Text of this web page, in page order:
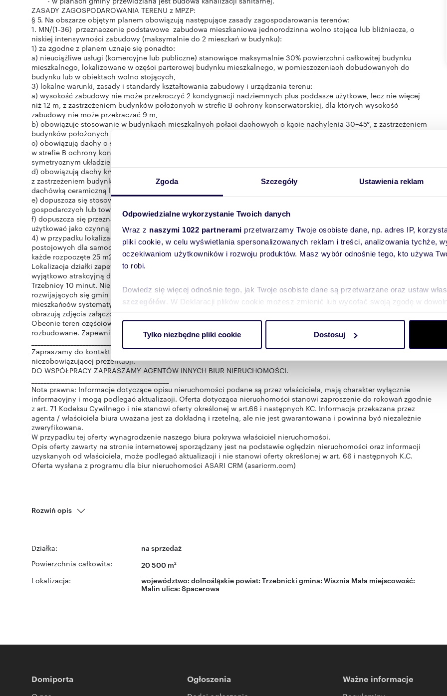
Zgoda Szczegóły Ustawienia reklam
Odpowiedzialne wykorzystanie Twoich danych
Wraz z naszymi 1022 partnerami przetwarzamy Twoje osobiste dane, np. adres IP,
pliki cookie, w celu wyświetlania spersonalizowanych reklam i treści, analizowania tychże,
oczekiwaniom użytkowników i rozwoju produktów. Masz wybór odnośnie tego, kto używa
to robi.
Dowiedz się więcej odnośnie tego, jak Twoje osobiste dane są przetwarzane oraz ustaw
szczegółów . W Deklaracji plików cookie możesz zmienić lub wycofać swoją zgodę w
ruch w naszej witrynie. Informacje o tym, jak korzystasz z naszej witryny, udostępniamy
reklamowym i analitycznym. Partnerzy mogą połączyć te informacje z innymi danymi
uzyskanymi podczas korzystania z ich usług.
Tylko niezbędne pliki cookie Dostosuj
ZASADY ZAGOSPODAROWANIA TERENU z MPZP:
§ 5. Na obszarze objętym planem obowiązują następujące zasady zagospodarowania terenów:
1. MN/(1-36) przeznaczenie podstawowe zabudowa mieszkaniowa jednorodzinna wolno stojąca lub bliźniacza, o
niskiej intensywności zabudowy (maksymalnie do 2 mieszkań w budynku):
1) za zgodne z planem uznaje się ponadto:
a) nieuciążliwe usługi (komercyjne lub publiczne) stanowiące maksymalnie 30% powierzchni całkowitej budynku
mieszkalnego, lokalizowane w części parterowej budynku mieszkalnego, w pomieszczeniach dobudowanych do
budynku lub w obiektach wolno stojących,
3) lokalne warunki, zasady i standardy kształtowania zabudowy i urządzania terenu:
a) wysokość zabudowy nie może przekroczyć 2 kondygnacji nadziemnych plus poddasze użytkowe, lecz nie więcej
niż 12 m, z zastrzeżeniem budynków położonych w strefie B ochrony konserwatorskiej, dla których wysokość
zabudowy nie może przekraczać 9 m,
b) obowiązuje stosowanie w budynkach mieszkalnych połaci dachowych o kącie nachylenia 30−45°, z zastrzeżeniem
budynków położonych w strefie B ochrony konserwatorskiej, dla których obowiązuje kąt nachylenia połaci 38−45°,
c) obowiązują dachy o symetrycznym układzie połaci dwu- lub wielospadowe, z zastrzeżeniem budynków położonych
w strefie B ochrony konserwatorskiej, dla których obowiązują dachy dwuspadowe lub dwuspadowe z naczółkami o
symetrycznym układzie połaci,
d) obowiązują dachy kryte dachówką lub pokryciem dachówkopodobnym w kolorze ceglastym matowym i brązowym,
z zastrzeżeniem budynków położonych w strefie B ochrony konserwatorskiej, dla których obowiązuje pokrycie dachu
dachówką ceramiczną lub cementową, Poza strefami konserwatorskimi do-puszcza się kolory grafitowe.
e) dopuszcza się stosowanie dachów jednospadowych wyłącznie w budynkach usługowych, garażowych,
gospodarczych lub towarzyszących,
f) dopuszcza się przeznaczanie pod zabudowę maksymalnie do 45% powierzchni działek, pozostałą część należy
użytkować jako czynną biologicznie (trawniki, zieleń ozdobna, ogrody itp.) nie dotyczy zabudowy zagrodowej;
4) w przypadku lokalizacji funkcji towarzyszących ustala się obowiązek zapewnienia w granicach terenu miejsc
postojowych dla samochodów użytkowników stałych i przebywających okresowo w ilościach: 1 miejsce postojowe na
każde rozpoczęte 25 m2 powierzchni użytkowej funkcji usługowej, lecz nie mniej niż 2 miejsca postojowe;
Lokalizacja działki zapewnia bardzo dobre połączenie komunikacyjne oraz potencjał rozwoju, co czyni ofertę
wyjątkowo atrakcyjną dla deweloperów i inwestorów. Dojazd do Wrocławia zajmuje zaledwie kilka minut, a do
Trzebnicy 10 minut. Nieruchomość położona jest na terenie gminy Wisznia Mała - jednej z najdynamiczniej
rozwijających się gmin w regionie. Powstaje tu coraz więcej nowych inwestycji mieszkaniowych, a liczba
mieszkańców systematycznie rośnie. Potencjał rozwojowy gminy oraz atrakcyjna lokalizacja działki doskonale
obrazują zdjęcia załączone do oferty. Nieruchomość położona jest w bezpośrednim sąsiedztwie drogi ekspresowej S5.
Obecnie teren częściowo chroniony jest przez ekrany akustyczne, które w niedalekiej przyszłości zostaną
rozbudowane. Zapewni to pełen komfort akustyczny i wyeliminuje uciążliwości związane z ruchem samochodowym.
______________________________________________
Zapraszamy do kontaktu oraz zachęcamy do zobaczenia tej nieruchomości na żywo, podczas bezpłatnej i
niezobowiązującej prezentacji.
DO WSPÓŁPRACY ZAPRASZAMY AGENTÓW INNYCH BIUR NIERUCHOMOŚCI.
Nota prawna: Informacje dotyczące opisu nieruchomości podane są przez właściciela, mają charakter wyłącznie
informacyjny i mogą podlegać aktualizacji. Oferta dotycząca nieruchomości stanowi zaproszenie do rokowań zgodnie
z art. 71 Kodeksu Cywilnego i nie stanowi oferty określonej w art.66 i następnych KC. Informacja przekazana przez
agenta / właściciela biura uważana jest za dokładną i rzetelną, ale nie jest gwarantowana i powinna być niezależnie
zweryfikowana.
W przypadku tej oferty wynagrodzenie naszego biura pokrywa właściciel nieruchomości.
Opis oferty zawarty na stronie internetowej sporządzany jest na podstawie oględzin nieruchomości oraz informacji
uzyskanych od właściciela, może podlegać aktualizacji i nie stanowi oferty określonej w art. 66 i następnych K.C.
Oferta wysłana z programu dla biur nieruchomości ASARI CRM (asaricrm.com)
Rozwiń opis
Działka: na sprzedaż
Powierzchnia całkowita: 20 500 m2
Lokalizacja: województwo: dolnośląskie powiat: Trzebnicki gmina: Wisznia Mała miejscowość:
Malin ulica: Spacerowa
Domiporta Ogłoszenia Ważne informacje